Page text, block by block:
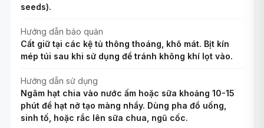
seeds).
Hướng dẫn bảo quản
Cất giữ tại các kệ tủ thông thoáng, khô mát. Bịt kín
mép túi sau khi sử dụng để tránh không khí lọt vào.
Hướng dẫn sử dụng
Ngâm hạt chia vào nước ấm hoặc sữa khoảng 10-15
phút để hạt nở tạo màng nhầy. Dùng pha đồ uống,
sinh tố, hoặc rắc lên sữa chua, ngũ cốc.